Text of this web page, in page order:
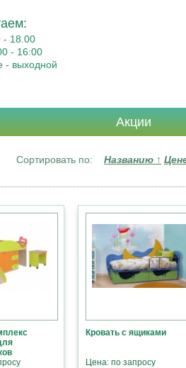
- 18.00
- 16:00
- выходной
Акции
Сортировать по: Названию ↑
Кровать с ящиками
Цена: по запросу